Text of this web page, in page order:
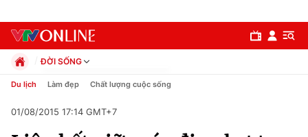
Chuyên mục
ĐỜI SỐNG
Chính trị
Pháp luật
Du lịch Làm đẹp Chất lượng cuộc sống
01/08/2015 17:14 GMT+7